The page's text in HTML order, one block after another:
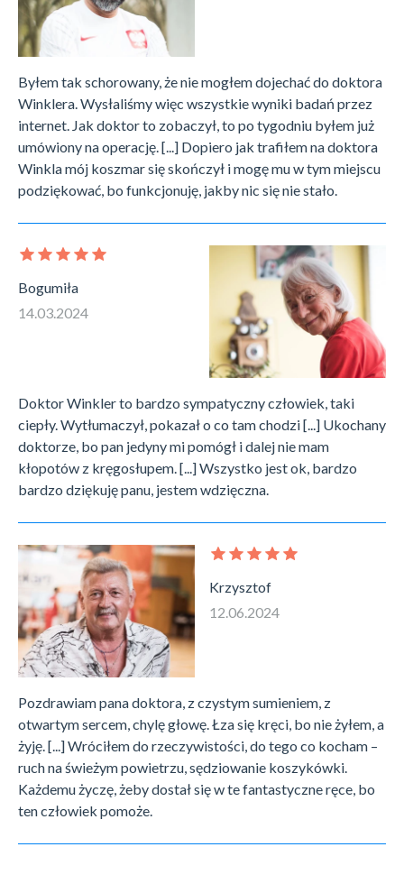
Byłem tak schorowany, że nie mogłem dojechać do doktora
Winklera. Wysłaliśmy więc wszystkie wyniki badań przez
internet. Jak doktor to zobaczył, to po tygodniu byłem już
umówiony na operację. [...] Dopiero jak trafiłem na doktora
Winkla mój koszmar się skończył i mogę mu w tym miejscu
podziękować, bo funkcjonuję, jakby nic się nie stało.
Bogumiła
14.03.2024
Doktor Winkler to bardzo sympatyczny człowiek, taki
ciepły. Wytłumaczył, pokazał o co tam chodzi [...] Ukochany
doktorze, bo pan jedyny mi pomógł i dalej nie mam
kłopotów z kręgosłupem. [...] Wszystko jest ok, bardzo
bardzo dziękuję panu, jestem wdzięczna.
Krzysztof
12.06.2024
Pozdrawiam pana doktora, z czystym sumieniem, z
otwartym sercem, chylę głowę. Łza się kręci, bo nie żyłem, a
żyję. [...] Wróciłem do rzeczywistości, do tego co kocham –
ruch na świeżym powietrzu, sędziowanie koszykówki.
Każdemu życzę, żeby dostał się w te fantastyczne ręce, bo
ten człowiek pomoże.